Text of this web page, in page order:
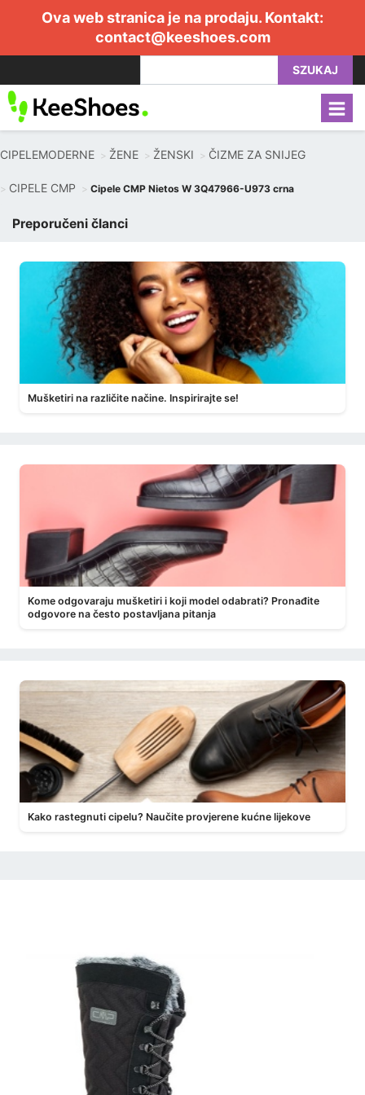
Ova web stranica je na prodaju. Kontakt:
contact@keeshoes.com
SZUKAJ
CIPELEMODERNE ŽENE ŽENSKI ČIZME ZA SNIJEG
CIPELE CMP Cipele CMP Nietos W 3Q47966-U973 crna
Preporučeni članci
Mušketiri na različite načine. Inspirirajte se!
Kome odgovaraju mušketiri i koji model odabrati? Pronađite
odgovore na često postavljana pitanja
Kako rastegnuti cipelu? Naučite provjerene kućne lijekove